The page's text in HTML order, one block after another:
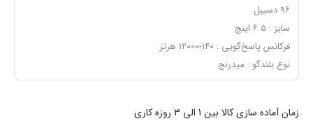
۹۶ دسیبل
سایز : ۶.۵ اینچ
فرکانس پاسخ‌گویی : ۱۴۰-۱۲۰۰۰ هرتز
نوع بلندگو : میدرنج
زمان آماده سازی کالا بین 1 الی 3 روزه کاری